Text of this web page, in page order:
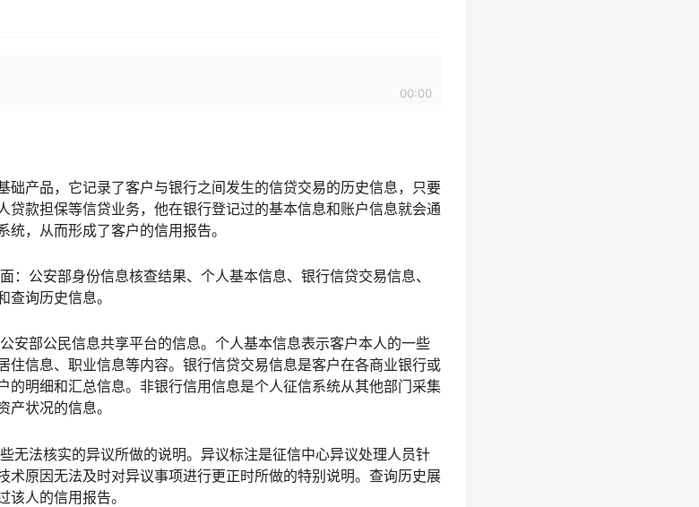
00:00
础产品，它记录了客户与银行之间发生的信贷交易的历史信息，只要
贷款担保等信贷业务，他在银行登记过的基本信息和账户信息就会通
，从而形成了客户的信用报告。
公安部身份信息核查结果、个人基本信息、银行信贷交易信息、
询历史信息。
部公民信息共享平台的信息。个人基本信息表示客户本人的一些
住信息、职业信息等内容。银行信贷交易信息是客户在各商业银行或
的明细和汇总信息。非银行信用信息是个人征信系统从其他部门采集
状况的信息。
法核实的异议所做的说明。异议标注是征信中心异议处理人员针
术原因无法及时对异议事项进行更正时所做的特别说明。查询历史展
人的信用报告。